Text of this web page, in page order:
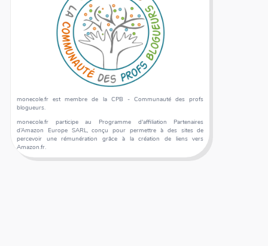
monecole.fr est membre de la CPB - Communauté des profs
blogueurs.
monecole.fr participe au Programme d'affiliation Partenaires
d’Amazon Europe SARL, conçu pour permettre à des sites de
percevoir une rémunération grâce à la création de liens vers
Amazon.fr.